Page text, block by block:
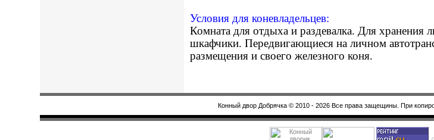
Условия для коневладельцев:
Комната для отдыха и раздевалка. Для хранения
шкафчики. Передвигающиеся на личном
размещения и своего железного коня.
Конный двор Добрячка © 2010 - 2026Все права защещины. При